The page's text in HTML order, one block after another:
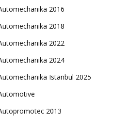
2016
2018
2022
2024
Istanbul 2025
2013